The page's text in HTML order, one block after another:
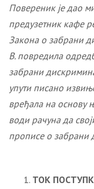
Повереник је дао
предузетник кафе
Закона о забрани
В. повредила
забрани
упути писано
вређала на основу
води рачуна да
прописе о забрани
ТОК